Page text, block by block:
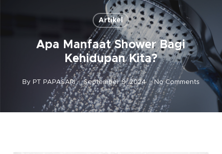
Artikel
Apa Manfaat Shower Bagi
Kehidupan Kita?
By PT PAPASARI September 9, 2024 No Comments